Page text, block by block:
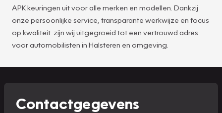
APK keuringen uit voor alle merken en modellen. Dankzij
onze persoonlijke service, transparante werkwijze en focus
op kwaliteit zijn wij uitgegroeid tot een vertrouwd adres
voor automobilisten in Halsteren en omgeving.
Contactgegevens